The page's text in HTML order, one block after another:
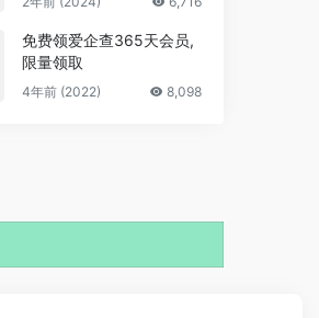
免费领爱企查365天会员,
限量领取
4年前 (2022) 8,098